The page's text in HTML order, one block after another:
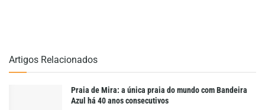
Artigos Relacionados
Praia de Mira: a única praia do mundo com Bandeira
Azul há 40 anos consecutivos